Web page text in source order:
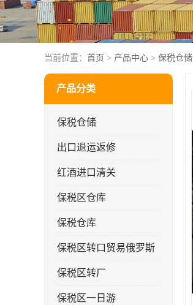
当前位置： 首页 > 产品中心 > 保税仓储
产品分类
保税仓储
出口退运返修
红酒进口清关
保税区仓库
保税仓库
保税区转口贸易俄罗斯
保税区转厂
保税区一日游